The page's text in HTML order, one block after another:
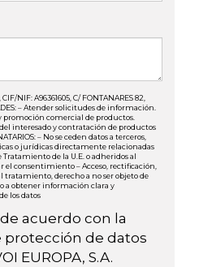
CIF/NIF: A96361605, C/ FONTANARES 82,
– Atender solicitudes de información.
comercial de productos.
interesado y contratación de productos
– No se ceden datos a terceros,
o jurídicas directamente relacionadas
Tratamiento de la U.E. o adheridos al
el consentimiento – Acceso, rectificación,
derecho a no ser objeto de
a obtener información clara y
los datos
acuerdo con la
de datos
EUROPA, S.A.